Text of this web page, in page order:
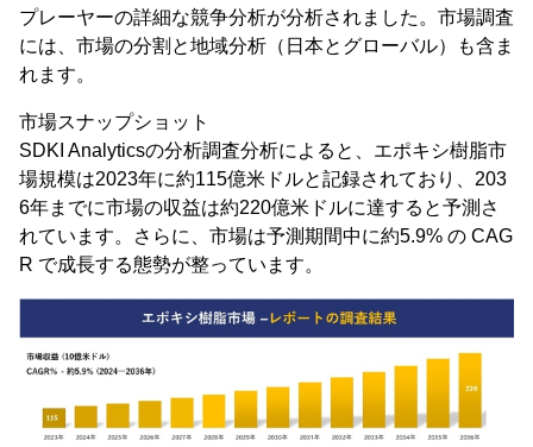
プレーヤーの詳細な競争分析が分析されました。市場調査
には、市場の分割と地域分析（日本とグローバル）も含ま
れます。
市場スナップショット
SDKI Analyticsの分析調査分析によると、エポキシ樹脂市
場規模は2023年に約115億米ドルと記録されており、203
6年までに市場の収益は約220億米ドルに達すると予測さ
れています。さらに、市場は予測期間中に約5.9% の CAG
R で成長する態勢が整っています。